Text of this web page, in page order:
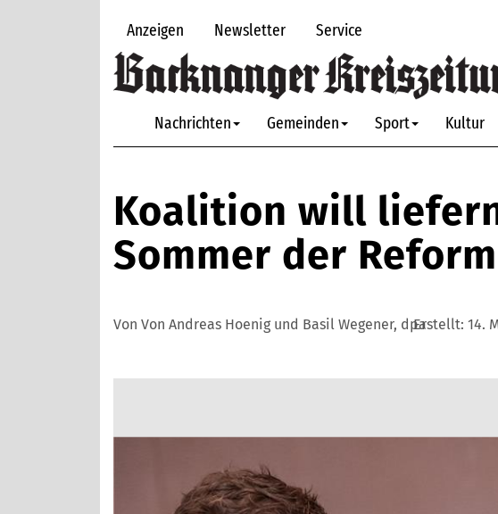
Anzeigen Newsletter Service
Nachrichten Gemeinden Sport Kultur
Koalition will
Sommer der
Von Von Andreas Hoenig und Basil Wegener, dpaErstellt: 14.